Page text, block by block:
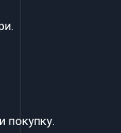
покупку.